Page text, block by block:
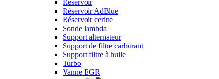
Réservoir
Réservoir AdBlue
Réservoir cerine
Sonde lambda
Support alternateur
Support de filtre carburant
Support filtre à huile
Turbo
Vanne EGR